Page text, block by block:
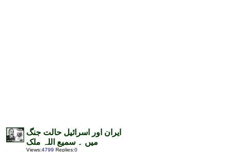
ایران اور اسرائیل حالت جنگ
میں ۔ سمیع اللہ ملک
Views:4799 Replies:0